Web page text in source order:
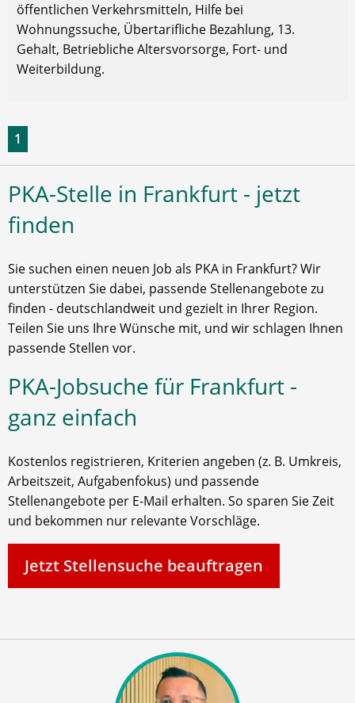
öffentlichen Verkehrsmitteln, Hilfe bei
Wohnungssuche, Übertarifliche Bezahlung, 13.
Gehalt, Betriebliche Altersvorsorge, Fort- und
Weiterbildung.
1
PKA-Stelle in Frankfurt - jetzt
finden
Sie suchen einen neuen Job als PKA in Frankfurt? Wir
unterstützen Sie dabei, passende Stellenangebote zu
finden - deutschlandweit und gezielt in Ihrer Region.
Teilen Sie uns Ihre Wünsche mit, und wir schlagen Ihnen
passende Stellen vor.
PKA-Jobsuche für Frankfurt -
ganz einfach
Kostenlos registrieren, Kriterien angeben (z. B. Umkreis,
Arbeitszeit, Aufgabenfokus) und passende
Stellenangebote per E-Mail erhalten. So sparen Sie Zeit
und bekommen nur relevante Vorschläge.
Jetzt Stellensuche beauftragen